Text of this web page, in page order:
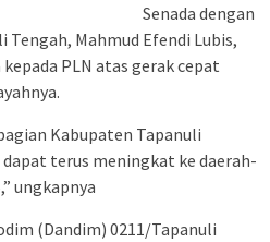
Senada dengan
Tengah, Mahmud Efendi Lubis,
PLN atas gerak cepat
Kabupaten Tapanuli
terus meningkat ke daerah-
ungkapnya
(Dandim) 0211/Tapanuli